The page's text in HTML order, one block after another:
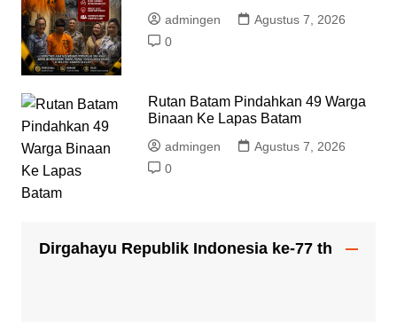
admingen
Agustus 7, 2026
0
Rutan Batam Pindahkan 49 Warga
Binaan Ke Lapas Batam
admingen
Agustus 7, 2026
0
Dirgahayu Republik Indonesia ke-77 th